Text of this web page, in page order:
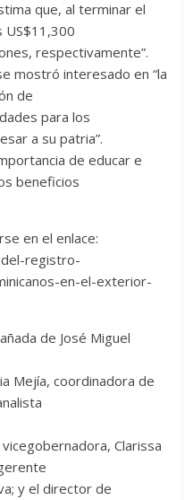
que, al terminar el
US$11,300
respectivamente”.
mostró interesado en “la
de
para los
a su patria”.
de educar e
beneficios
en el enlace:
registro-
en-el-exterior-
de José Miguel
Mejía, coordinadora de
Clarissa
y el director de